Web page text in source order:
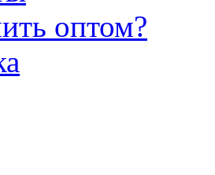
оптом?